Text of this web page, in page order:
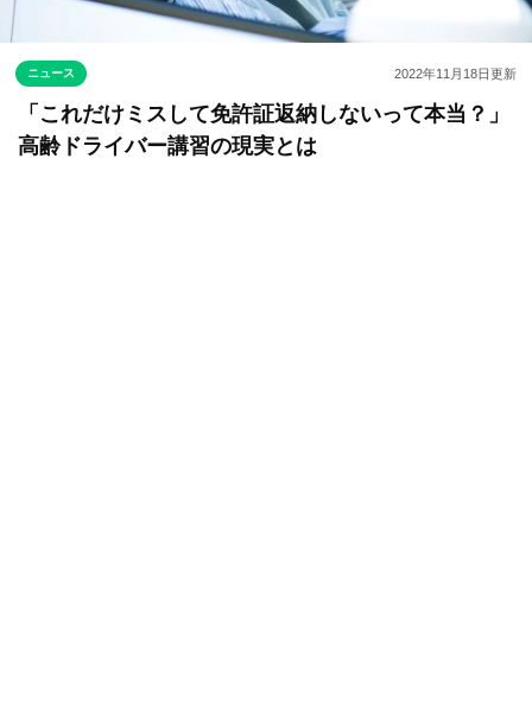
ニュース 2022年11月18日更新
「これだけミスして免許証返納しないって本当？」
高齢ドライバー講習の現実とは